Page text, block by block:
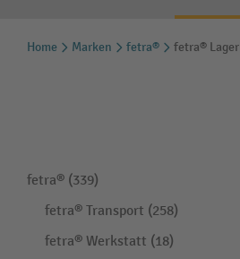
Home Marken fetra® fetra® Lager
fetra® (339)
fetra® Transport (258)
fetra® Werkstatt (18)